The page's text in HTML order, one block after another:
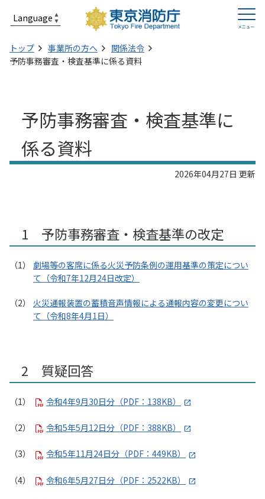
トップ 事業所の方へ
関係法令
予防事務審査・検査基準に係る資料
予防事務審査・検査基準に
係る資料
2026年04月27日 更新
1 予防事務審査・検査基準の改定
劇場等の客席に係る火災予防条例の運用基準の策定につい
て（令和7年12月24日改定）
火災通報装置の蓄積音声情報による通報内容の変更につい
て（令和8年4月1日）
2 質疑回答
令和4年9月30日分（PDF：138KB）
令和5年5月12日分（PDF：388KB）
令和5年11月24日分（PDF：449KB）
令和6年5月27日分（PDF：2522KB）